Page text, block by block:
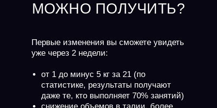
Первые изменения вы сможете увидеть
уже через 2 недели:
от 1 до минус 5 кг за 21 (по
статистике, результаты получают
даже те, кто выполняет 70% занятий)
МОЖНО ПОЛУЧИТЬ?